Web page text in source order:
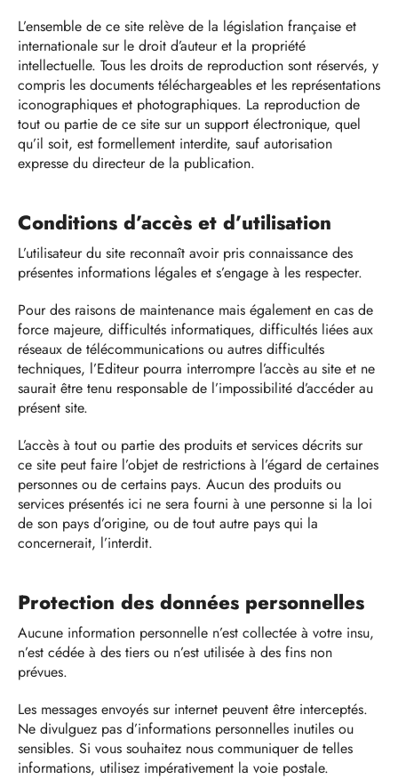
L’ensemble de ce site relève de la législation française et
internationale sur le droit d’auteur et la propriété
intellectuelle. Tous les droits de reproduction sont réservés, y
compris les documents téléchargeables et les représentations
iconographiques et photographiques. La reproduction de
tout ou partie de ce site sur un support électronique, quel
qu’il soit, est formellement interdite, sauf autorisation
expresse du directeur de la publication.
Conditions d’accès et d’utilisation
L’utilisateur du site reconnaît avoir pris connaissance des
présentes informations légales et s’engage à les respecter.
Pour des raisons de maintenance mais également en cas de
force majeure, difficultés informatiques, difficultés liées aux
réseaux de télécommunications ou autres difficultés
techniques, l’Editeur pourra interrompre l’accès au site et ne
saurait être tenu responsable de l’impossibilité d’accéder au
présent site.
L’accès à tout ou partie des produits et services décrits sur
ce site peut faire l’objet de restrictions à l’égard de certaines
personnes ou de certains pays. Aucun des produits ou
services présentés ici ne sera fourni à une personne si la loi
de son pays d’origine, ou de tout autre pays qui la
concernerait, l’interdit.
Protection des données personnelles
Aucune information personnelle n’est collectée à votre insu,
n’est cédée à des tiers ou n’est utilisée à des fins non
prévues.
Les messages envoyés sur internet peuvent être interceptés.
Ne divulguez pas d’informations personnelles inutiles ou
sensibles. Si vous souhaitez nous communiquer de telles
informations, utilisez impérativement la voie postale.